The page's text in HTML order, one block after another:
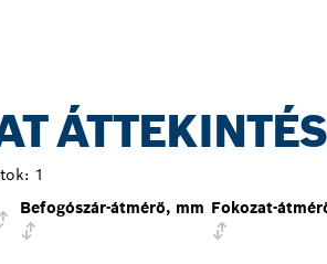
1
Befogószár-átmérő, mm Fokozat-